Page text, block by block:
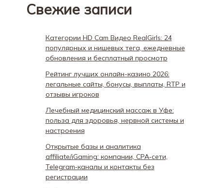
Свежие записи
Категории HD Cam Видео RealGirls: 24
популярных и нишевых тега, ежедневные
обновления и бесплатный просмотр
Рейтинг лучших онлайн-казино 2026:
легальные сайты, бонусы, выплаты, RTP и
отзывы игроков
Лечебный медицинский массаж в Уфе:
польза для здоровья, нервной системы и
настроения
Открытые базы и аналитика
affiliate/iGaming: компании, CPA‑сети,
Telegram‑каналы и контакты без
регистрации